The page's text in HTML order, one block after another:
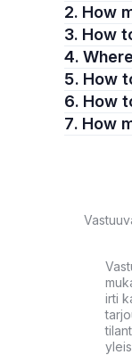
2.
3.
4.
5.
6.
irti